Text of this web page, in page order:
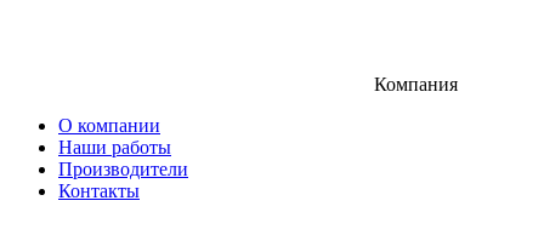
Компания
О компании
Наши работы
Производители
Контакты